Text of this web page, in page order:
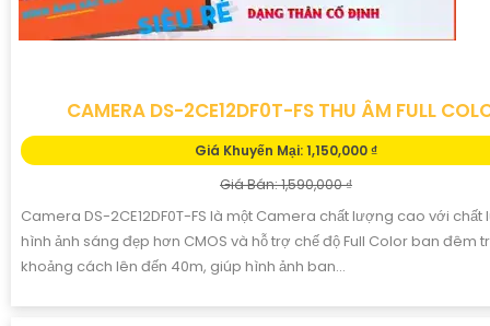
CAMERA DS-2CE12DF0T-FS THU ÂM FULL
Giá Khuyến Mại: 1,150,000 ₫
Giá Bán: 1,590,000 ₫
Camera DS-2CE12DF0T-FS là một Camera chất lượng cao với chất
hình ảnh sáng đẹp hơn CMOS và hỗ trợ chế độ Full Color ban đêm
khoảng cách lên đến 40m, giúp hình ảnh ban...